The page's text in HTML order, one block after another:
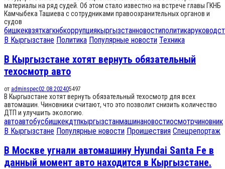
материалы на ряд судей. Об этом стало известно на встрече главы ГКНБ
Камчыбека Ташиева с сотрудниками правоохранительных органов и
судов
бишкеквзяткагкнбкоррупциякыргызстанновостиполитика
В Кыргызстане Политика Популярные новости Техника
В Кыргызстане хотят вернуть обязательный
техосмотр авто
от adminspec02.08.202405497
В Кыргызстане хотят вернуть обязательный техосмотр для всех
автомашин. Чиновники считают, что это позволит снизить количество
ДТП и улучшить экологию.
автоавтобусбишкекдтпкыргызстанмашинановостиосмотрчиновник
В Кыргызстане Популярные новости Проишествия Спецрепортаж
В Москве угнали автомашину Hyundai Santa Fe в
данный момент авто находится в Кыргызстане.